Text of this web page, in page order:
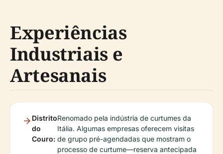
Experiências
Industriais e
Artesanais
Distrito
do
Couro:
Renomado pela indústria de curtumes da
Itália. Algumas empresas oferecem visitas
de grupo pré-agendadas que mostram o
processo de curtume—reserva antecipada